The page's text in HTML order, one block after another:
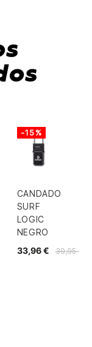
CANDADO
SURF
LOGIC
NEGRO
39,95 €
33,96 €
-15%